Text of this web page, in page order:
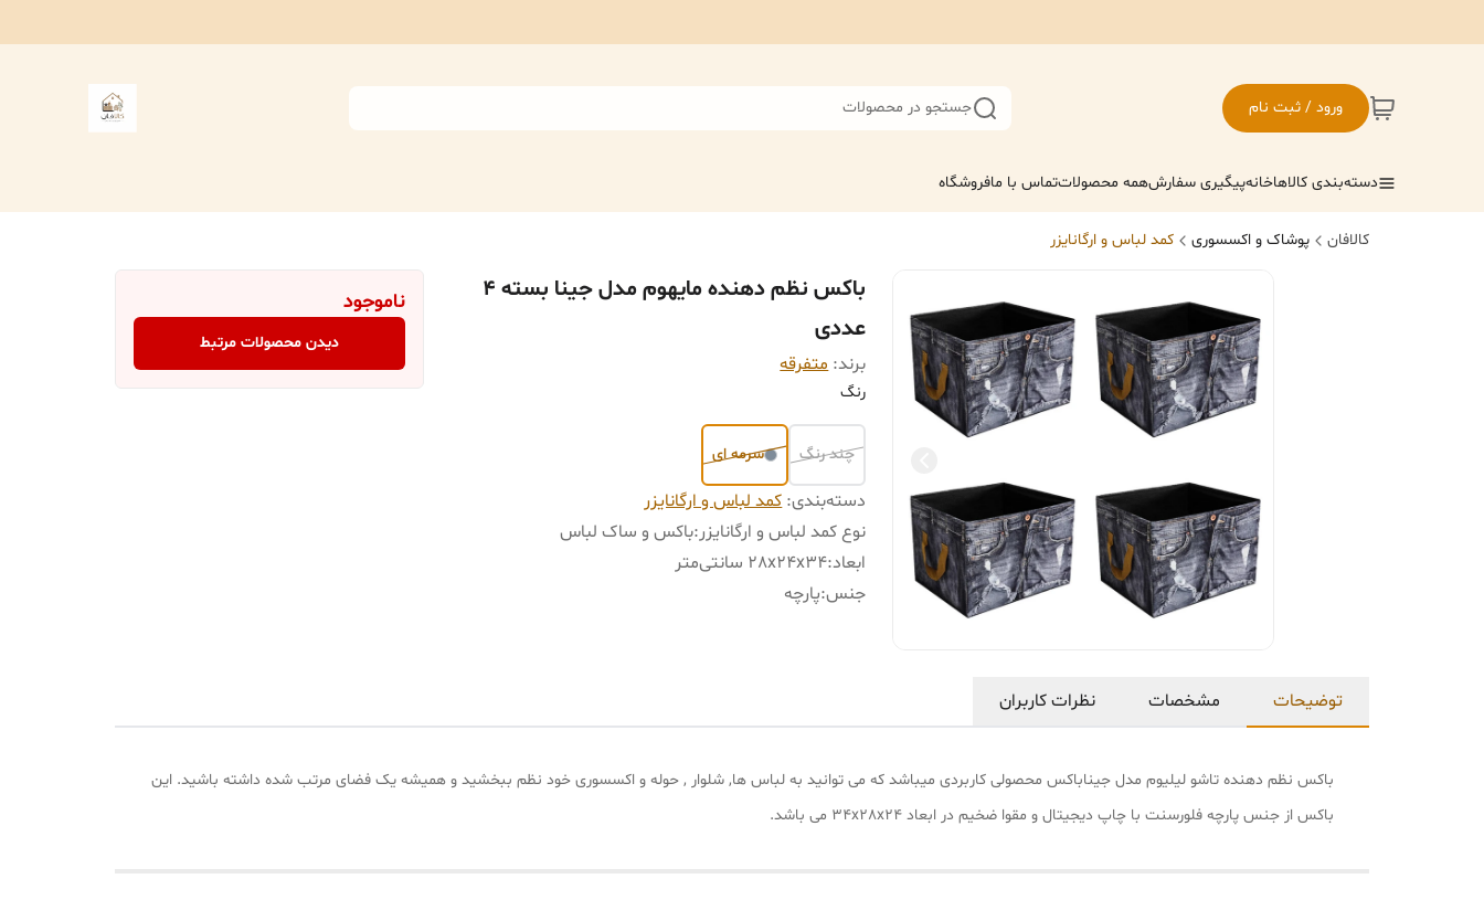
ورود / ثبت نام جستجو در محصولات
دسته‌بندی کالاهاخانهپیگیری سفارشهمه محصولاتتماس با مافروشگاه
کالافان پوشاک و اکسسوری کمد لباس و ارگانایزر
باکس نظم دهنده مایهوم مدل جینا بسته 4
عددی
برند: متفرقه
رنگ
چند رنگ سرمه ای
دسته‌بندی:کمد لباس و ارگانایزر
نوع کمد لباس و ارگانایزر:باکس و ساک لباس
ابعاد:28x24x34 سانتی‌متر
جنس:پارچه
ناموجود
دیدن محصولات مرتبط
توضیحات مشخصات نظرات کاربران
باکس نظم دهنده تاشو لیلیوم مدل جیناباکس محصولی کاربردی میباشد که می توانید به لباس ها, شلوار , حوله و اکسسوری خود نظم ببخشید و همیشه یک فضای مرتب شده داشته باشید. این
باکس از جنس پارچه فلورسنت با چاپ دیجیتال و مقوا ضخیم در ابعاد 34x28x24 می باشد.